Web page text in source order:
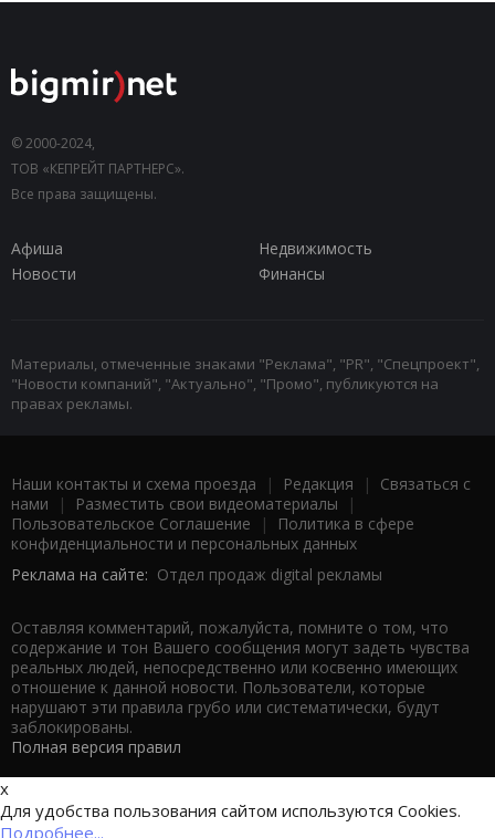
© 2000-2024,
ТОВ «КЕПРЕЙТ ПАРТНЕРС».
Все права защищены.
Афиша
Недвижимость
Новости
Финансы
Материалы, отмеченные знаками "Реклама", "PR", "Спецпроект",
"Новости компаний", "Актуально", "Промо", публикуются на
правах рекламы.
Наши контакты и схема проезда | Редакция | Связаться с
нами | Разместить свои видеоматериалы |
Пользовательское Соглашение |
Политика в сфере
конфиденциальности и персональных данных
Реклама на сайте: Отдел продаж digital рекламы
Оставляя комментарий, пожалуйста, помните о том, что
содержание и тон Вашего сообщения могут задеть чувства
реальных людей, непосредственно или косвенно имеющих
отношение к данной новости. Пользователи, которые
нарушают эти правила грубо или систематически, будут
заблокированы.
Полная версия правил
x
Для удобства пользования сайтом используются Cookies.
Подробнее...